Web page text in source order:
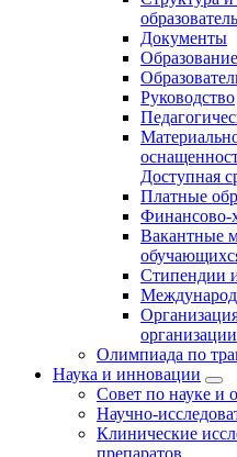
Документы
Образование
Руководство
Доступная
Платные
Финансово-
Вакантные
Стипендии
организации
Олимпиада по
Наука и инновации
Совет по науке и
Научно-
Клинические
препаратов